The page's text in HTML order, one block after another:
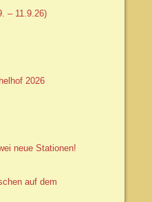
– 11.9.26)
2026
neue Stationen!
auf dem